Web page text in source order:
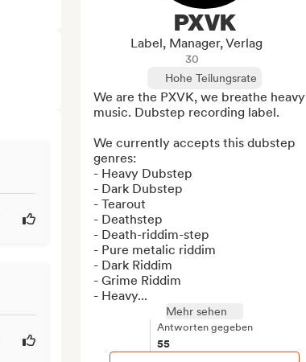
PXVK
Label, Manager, Verlag
30
Hohe Teilungsrate
We are the PXVK, we breathe heavy
music. Dubstep recording label.
We currently accepts this dubstep
genres:
- Heavy Dubstep
- Dark Dubstep
- Tearout
- Deathstep
- Death-riddim-step
- Pure metalic riddim
- Dark Riddim
- Grime Riddim
- Heavy...
Mehr sehen
Antworten gegeben
55